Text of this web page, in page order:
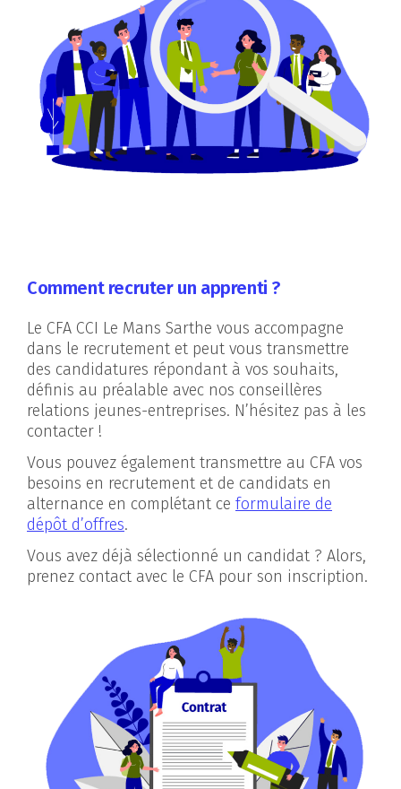
Comment recruter un apprenti ?
Le CFA CCI Le Mans Sarthe vous accompagne
dans le recrutement et peut vous transmettre
des candidatures répondant à vos souhaits,
définis au préalable avec nos conseillères
relations jeunes-entreprises. N’hésitez pas à les
contacter !
Vous pouvez également transmettre au CFA vos
besoins en recrutement et de candidats en
alternance en complétant ce formulaire de
dépôt d’offres.
Vous avez déjà sélectionné un candidat ? Alors,
prenez contact avec le CFA pour son inscription.